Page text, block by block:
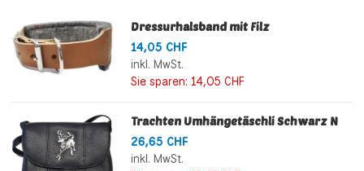
Dressurhalsband mit Filz
14,05 CHF
inkl. MwSt.
Sie sparen: 14,05 CHF
Trachten Umhängetäschli Schwarz N
26,65 CHF
inkl. MwSt.